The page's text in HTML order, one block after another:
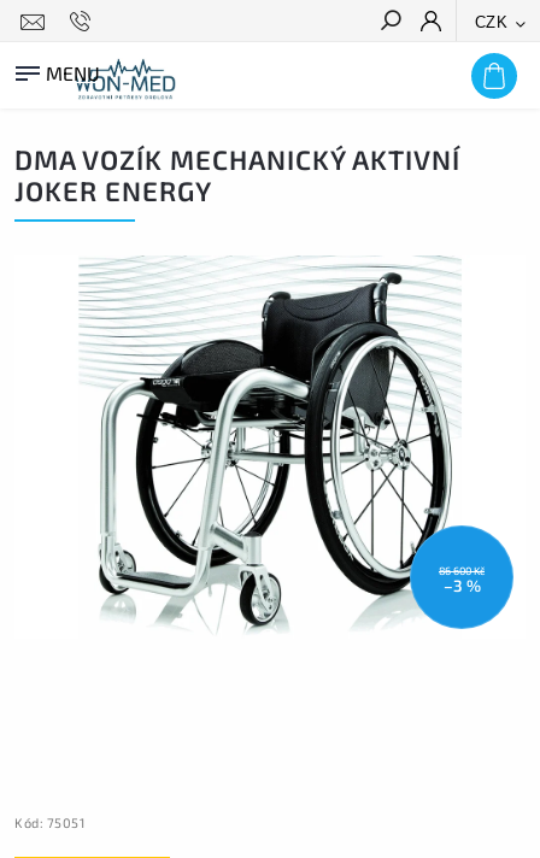
CZK
HLEDAT
DMA VOZÍK MECHANICKÝ AKTIVNÍ
JOKER ENERGY
86 600 Kč
–3 %
Kód: 75051